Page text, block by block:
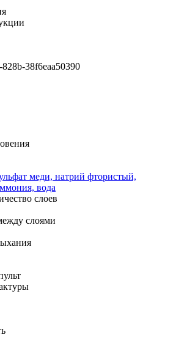
38f6eaa50390
меди, натрий фтористый,
вода
слоев
слоями